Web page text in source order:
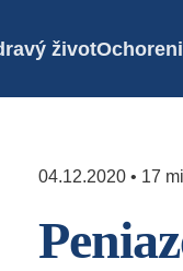
život
04.12.2020 • 17